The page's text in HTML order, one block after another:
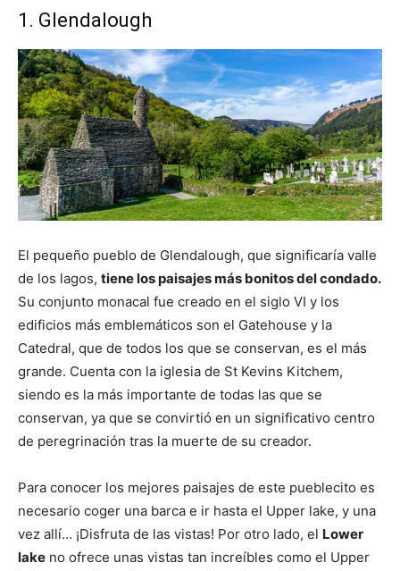
1. Glendalough
El pequeño pueblo de Glendalough, que significaría valle
de los lagos, tiene los paisajes más bonitos del condado.
Su conjunto monacal fue creado en el siglo VI y los
edificios más emblemáticos son el Gatehouse y la
Catedral, que de todos los que se conservan, es el más
grande. Cuenta con la iglesia de St Kevins Kitchem,
siendo es la más importante de todas las que se
conservan, ya que se convirtió en un significativo centro
de peregrinación tras la muerte de su creador.
Para conocer los mejores paisajes de este pueblecito es
necesario coger una barca e ir hasta el Upper lake, y una
vez allí… ¡Disfruta de las vistas! Por otro lado, el Lower
lake no ofrece unas vistas tan increíbles como el Upper